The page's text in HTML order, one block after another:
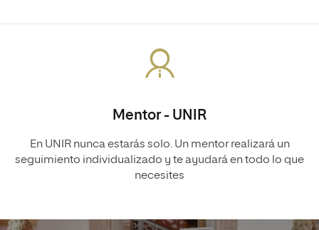
Mentor - UNIR
En UNIR nunca estarás solo. Un mentor realizará un
seguimiento individualizado y te ayudará en todo lo que
necesites